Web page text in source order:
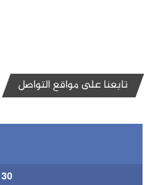
تابعنا على مواقع التواصل
30 الف